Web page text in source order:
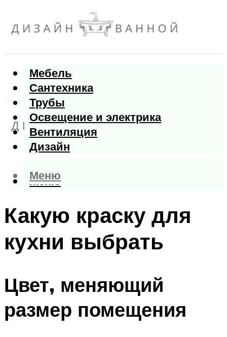
Мебель
Сантехника
Трубы
Освещение и электрика
Вентиляция
Дизайн
Меню
Меню
Какую краску для
кухни выбрать
Цвет, меняющий
размер помещения